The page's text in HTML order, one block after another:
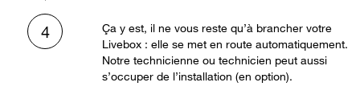
4
Ça y est, il ne vous reste qu’à brancher votre
Livebox : elle se met en route automatiquement.
Notre technicienne ou technicien peut aussi
s’occuper de l’installation (en option).